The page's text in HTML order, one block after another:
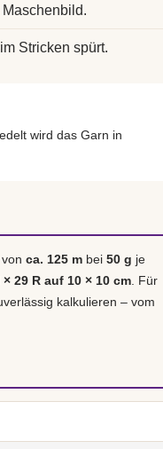
Stricken spürt.
wird das Garn in
ca. 125 m bei 50 g je
× 29 R auf 10 × 10 cm . Für
kalkulieren – vom